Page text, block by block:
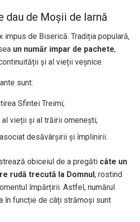
dau de Moșii de Iarnă
impus de Biserică. Tradiția populară,
un număr impar de pachete,
și al vieții veșnice.
sunt:
Sfintei Treimi;
vieții și al trăirii omenești;
desăvârșirii și împlinirii.
obiceiul de a pregăti câte un
rudă trecută la Domnul, rostind
împărțirii. Astfel, numărul
în funcție de câți strămoși sunt